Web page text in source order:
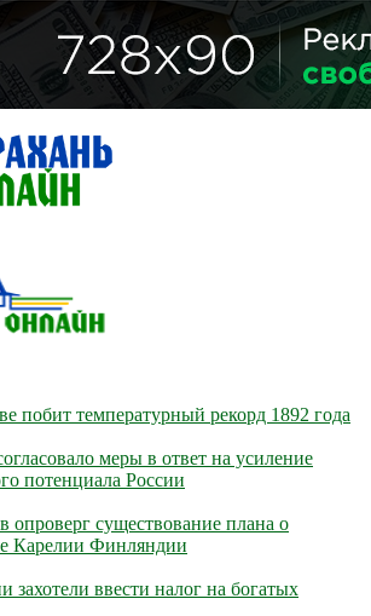
побит температурный рекорд 1892 года
меры в ответ на усиление
потенциала России
опроверг существование плана о
Карелии Финляндии
захотели ввести налог на богатых